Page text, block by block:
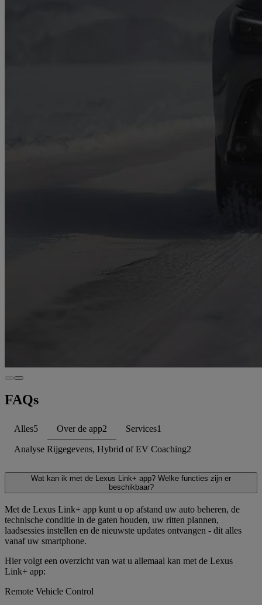
FAQs
Alles5 Over de app2 Services1
Analyse Rijgegevens, Hybrid of EV Coaching2
Wat kan ik met de Lexus Link+ app? Welke functies zijn er
beschikbaar?
Met de Lexus Link+ app kunt u op afstand uw auto beheren, de
technische conditie in de gaten houden, uw ritten plannen,
laadsessies instellen en de nieuwste updates ontvangen - dit alles
vanaf uw smartphone.​
Hier volgt een overzicht van wat u allemaal kan met de Lexus
Link+ app:​
Remote Vehicle Control​